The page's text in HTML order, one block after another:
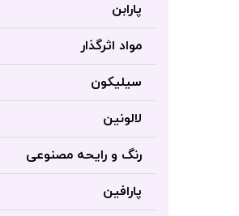
پارابن
مواد اثرگذار
سیلیکون
لالونین
رنگ و رایحه مصنوعی
پارافین